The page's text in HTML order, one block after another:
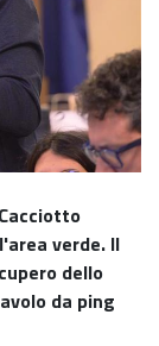
verde. Il
dello
da ping